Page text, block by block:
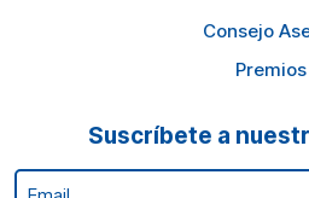
Consejo
Premios
Suscríbete a
Email